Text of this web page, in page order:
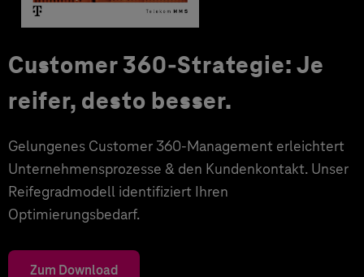
Customer 360-Strategie: Je
reifer, desto besser.
Gelungenes Customer 360-Management erleichtert
Unternehmensprozesse & den Kundenkontakt. Unser
Reifegradmodell identifiziert Ihren
Optimierungsbedarf.
Zum Download